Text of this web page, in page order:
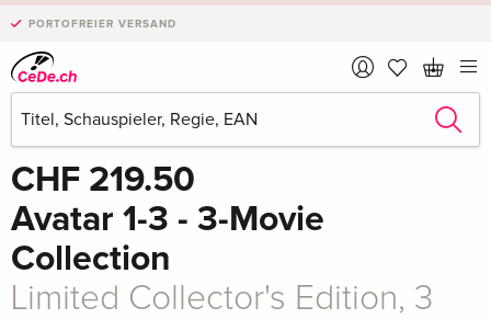
PORTOFREIER VERSAND
3 Bilder
Schreibe die erste Bewertung! Teilen
CHF 219.50
Avatar 1-3 - 3-Movie
Collection
Limited Collector's Edition, 3